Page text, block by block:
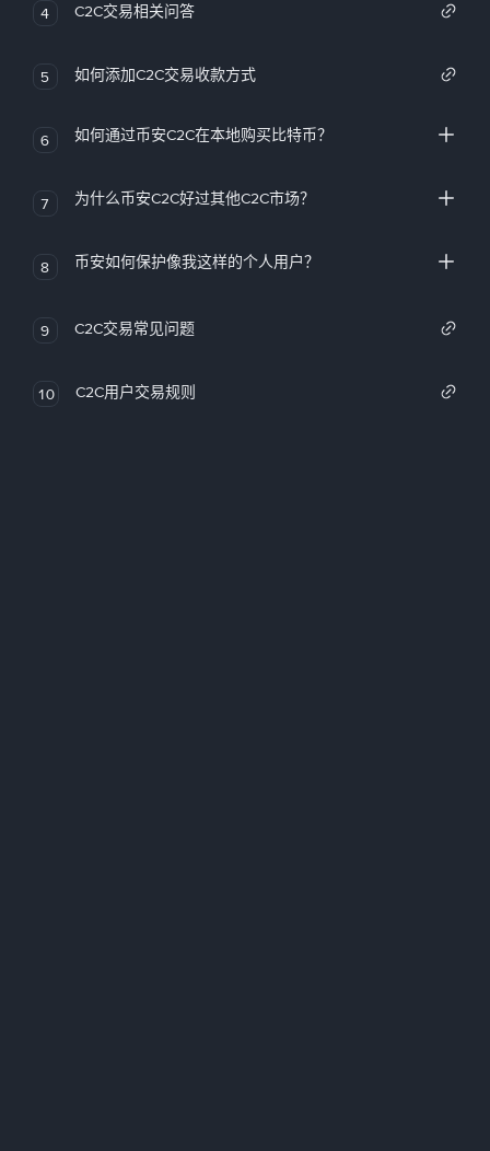
4 C2C交易相关问答
5 如何添加C2C交易收款方式
6 如何通过币安C2C在本地购买比特币？
7 为什么币安C2C好过其他C2C市场？
8 币安如何保护像我这样的个人用户？
9 C2C交易常见问题
10 C2C用户交易规则